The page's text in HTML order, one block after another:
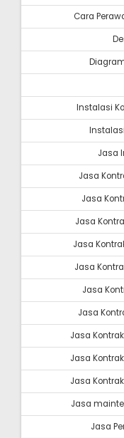
Cara
Instalasi
Jasa
Jasa
Jasa
Jasa
Jasa
Jasa
Jasa
Jasa
Jasa
Jasa
Jasa
Jasa
Jasa